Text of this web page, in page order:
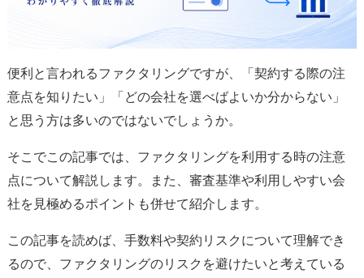
便利と言われるファクタリングですが、「契約する際の注
意点を知りたい」「どの会社を選べばよいか分からない」
と思う方は多いのではないでしょうか。
そこでこの記事では、ファクタリングを利用する時の注意
点について解説します。また、審査基準や利用しやすい会
社を見極めるポイントも併せて紹介します。
この記事を読めば、手数料や契約リスクについて理解でき
るので、ファクタリングのリスクを避けたいと考えている